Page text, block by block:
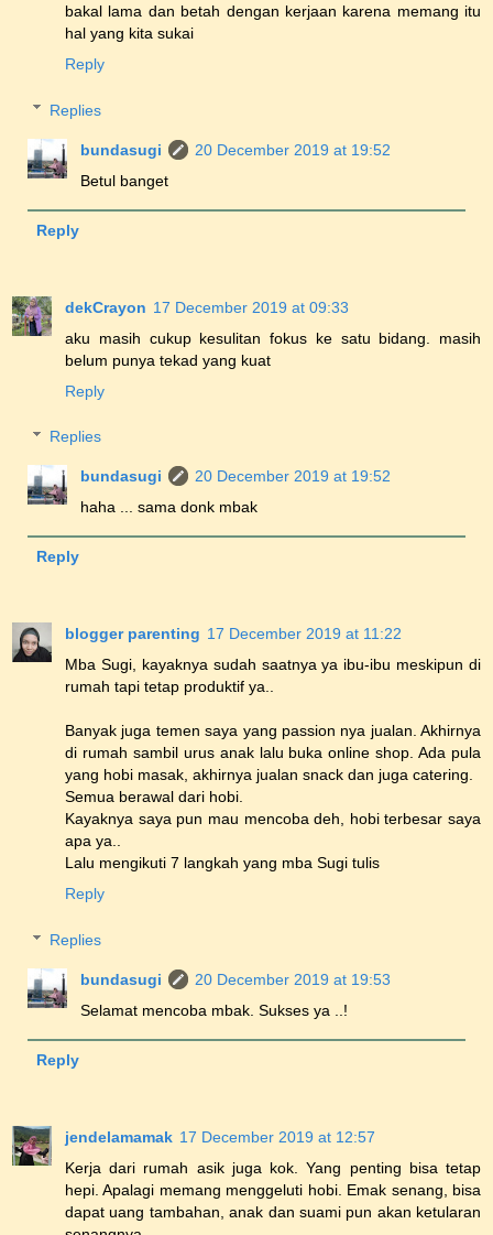
bakal lama dan betah dengan kerjaan karena memang itu
hal yang kita sukai
Reply
Replies
bundasugi
20 December 2019 at 19:52
Betul banget
Reply
dekCrayon 17 December 2019 at 09:33
aku masih cukup kesulitan fokus ke satu bidang. masih
belum punya tekad yang kuat
Reply
Replies
bundasugi
20 December 2019 at 19:52
haha ... sama donk mbak
Reply
blogger parenting 17 December 2019 at 11:22
Mba Sugi, kayaknya sudah saatnya ya ibu-ibu meskipun di
rumah tapi tetap produktif ya..
Banyak juga temen saya yang passion nya jualan. Akhirnya
di rumah sambil urus anak lalu buka online shop. Ada pula
yang hobi masak, akhirnya jualan snack dan juga catering.
Semua berawal dari hobi.
Kayaknya saya pun mau mencoba deh, hobi terbesar saya
apa ya..
Lalu mengikuti 7 langkah yang mba Sugi tulis
Reply
Replies
bundasugi
20 December 2019 at 19:53
Selamat mencoba mbak. Sukses ya ..!
Reply
jendelamamak 17 December 2019 at 12:57
Kerja dari rumah asik juga kok. Yang penting bisa tetap
hepi. Apalagi memang menggeluti hobi. Emak senang, bisa
dapat uang tambahan, anak dan suami pun akan ketularan